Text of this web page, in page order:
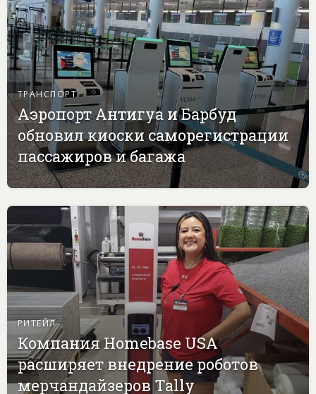
ТРАНСПОРТ
Аэропорт Антигуа и Барбуд
обновил киоски саморегистрации
пассажиров и багажа
РИТЕЙЛ
Компания Homebase USA
расширяет внедрение роботов
мерчандайзеров Tally